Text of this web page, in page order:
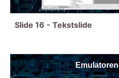
Slide 16 - Tekstslide
Emulatoren